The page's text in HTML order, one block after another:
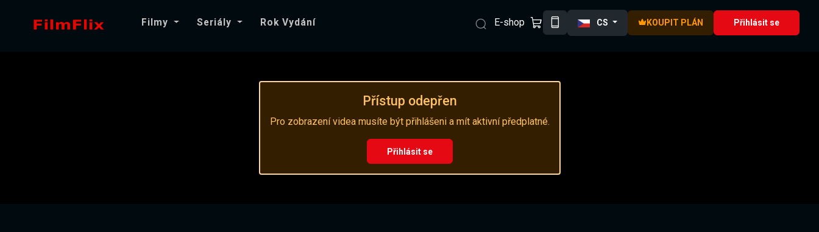
Filmy Seriály Rok Vydání E-shop CS KOUPIT PLÁN Přihlásit se
Přístup odepřen
Pro zobrazení videa musíte být přihlášeni a mít aktivní předplatné.
Přihlásit se